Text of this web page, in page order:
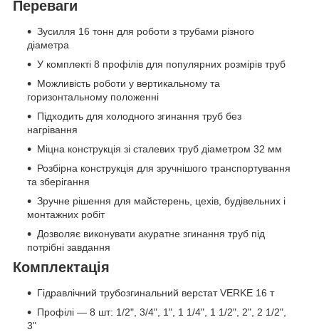
Переваги
Зусилля 16 тонн для роботи з трубами різного
діаметра
У комплекті 8 профілів для популярних розмірів труб
Можливість роботи у вертикальному та
горизонтальному положенні
Підходить для холодного згинання труб без
нагрівання
Міцна конструкція зі сталевих труб діаметром 32 мм
Розбірна конструкція для зручнішого транспортування
та зберігання
Зручне рішення для майстерень, цехів, будівельних і
монтажних робіт
Дозволяє виконувати акуратне згинання труб під
потрібні завдання
Комплектація
Гідравлічний трубозгинальний верстат VERKE 16 т
Профілі — 8 шт: 1/2", 3/4", 1", 1 1/4", 1 1/2", 2", 2 1/2",
3"